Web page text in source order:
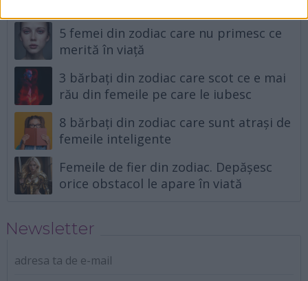
5 femei din zodiac care nu primesc ce
merită în viață
3 bărbați din zodiac care scot ce e mai
rău din femeile pe care le iubesc
8 bărbați din zodiac care sunt atrași de
femeile inteligente
Femeile de fier din zodiac. Depășesc
orice obstacol le apare în viată
Newsletter
adresa ta de e-mail